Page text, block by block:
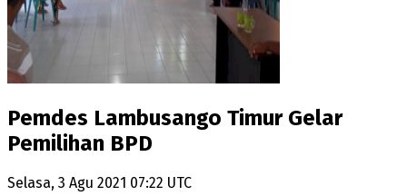
Pemdes Lambusango Timur Gelar
Pemilihan BPD
Selasa, 3 Agu 2021 07:22 UTC